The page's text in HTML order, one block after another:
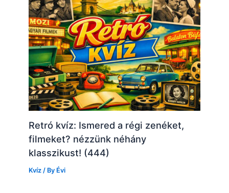
Retró kvíz: Ismered a régi zenéket,
filmeket? nézzünk néhány
klasszikust! (444)
Kvíz / By Évi